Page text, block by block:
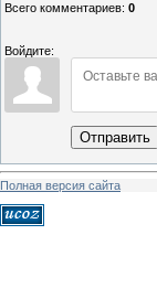
Всего комментариев: 0
Войдите:
Отправить
Полная версия сайта